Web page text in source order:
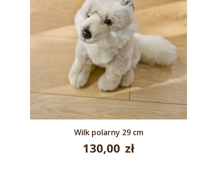
Wilk polarny 29 cm
130,00 zł